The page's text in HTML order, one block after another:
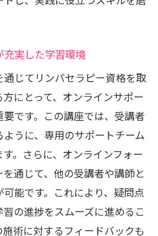
族や友人に活かす方法
リア通信講座で可能性を広
ストとしてのキャリアパス
スキルを活かす方法
た新しい仕事の選択肢
指すための準備
く専門性と信頼性
たらす長期的なメリット
充実した学習環境
じてリンパセラピー資格を取
にとって、オンラインサポー
要です。この講座では、受講者
うに、専用のサポートチーム
。さらに、オンラインフォー
通じて、他の受講者や講師と
能です。これにより、疑問点
の進捗をスムーズに進めるこ
術に対するフィードバックも